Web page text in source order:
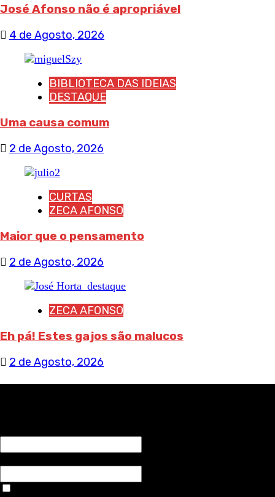
José Afonso não é apropriável
4 de Agosto, 2026
BIBLIOTECA DAS IDEIAS
DESTAQUE
Uma causa comum
2 de Agosto, 2026
CURTAS
ZECA AFONSO
Maior que o pensamento
2 de Agosto, 2026
ZECA AFONSO
Eh pá! Estes gajos são malucos
2 de Agosto, 2026